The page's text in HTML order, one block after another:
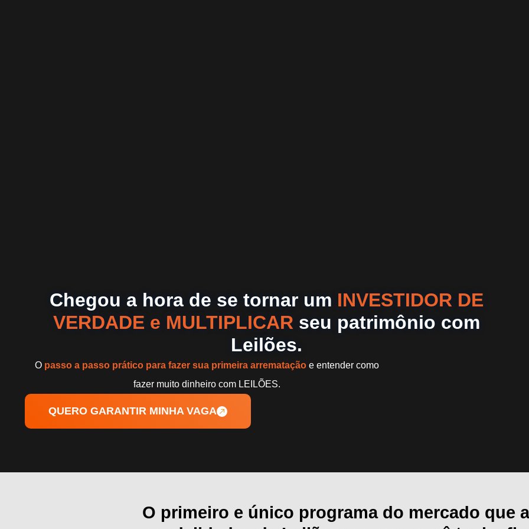
Chegou a hora de se tornar um INVESTIDOR DE
VERDADE e MULTIPLICAR seu patrimônio com
Leilões.
O passo a passo prático para fazer sua primeira arrematação e entender como
fazer muito dinheiro com LEILÕES.
QUERO GARANTIR MINHA VAGA
O primeiro e único programa do mercado que